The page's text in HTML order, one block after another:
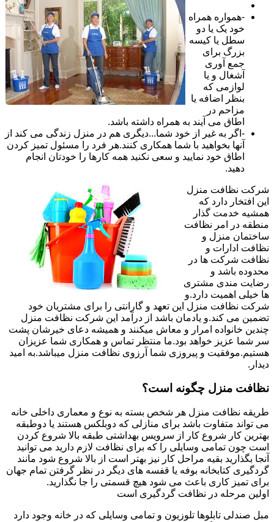
-همواره همراه
خود یک یا دو
سطل یا کیسه
بزرگ برای
جمع آوری
آشغال و یا
لوازمی که
بنظر اضافه یا
مزاحم در
اطاق می آیند به همراه داشته باشد.
-اگر به غیر از خود شما...دیگری هم در منزل زندگی می کند از
آنها بخواهید با شما همکاری کنند.هر فرد را مسئول تمیز کردن
اطاق خود نمایید و سعی نکنید همه کارها را خودتان انجام
دهید.
شرکت نظافت منزل
این افتخار دارد که
همشیه خدمت گذار
منطقه در امر نظافت
ساختمان منزل و
نظافت ادارات و
نظافت شرکت ها در
محدوده باشد و
رضایت مندی مشتری
ها خیلی اهمیت دارد.و
شرکت نظافت منزل این تعهد و گارانتی را برای مشتریان خود
تضمین می کند.و یادمان باشد از درآمد این شرکت نظافت منزل
چندین خانواده امرار و معاش میکنند و همیشه دعای خیرشان پشت
سر شما عزیز خواهد بود.ما منتظر تماس و همکاری شما عزیزان
هستیم.موفقیت و پیروزی شما آرزوی نظافت منزل میباشد.به امید
دیدار.
نظافت منزل چگونه است؟
طریقه نظافت منزل هر شخص بسته به نوع و معماری داخلی خانه
می تواند متفاوت باشد برای منازلی که دوبلکس هستند یا دوطبقه
بهترین کار شروع کار از سرویس بهداشتی طبقه بالا شروع کردن
است چون تمامی وسایلی را که برای نظافت لازم دارید می توانید
آنجا بگذارید بقیه مراحل کار نیز بهتر است از بالا شروع شود مانند
گردگیری کتابخانه بوفه یا قفسه های دیگر در نظر گرفتن تمام جهان
برای تمیز کاری باعث می شود هیچ قسمتی را جا نگذارید.
اولین مرحله در نظافت گردگیری است
مبل صندلی تابلوها تلوزیون و تمامی وسایلی که در خانه وجود دارد